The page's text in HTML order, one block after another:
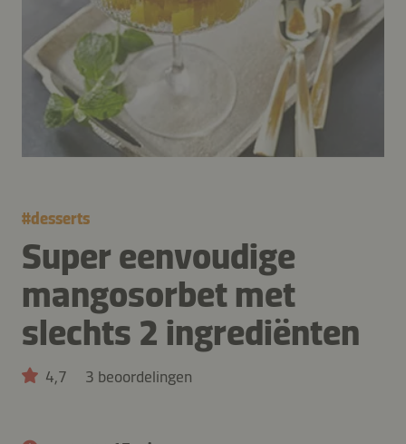
#desserts
Super eenvoudige
mangosorbet met
slechts 2 ingrediënten
4,7 3 beoordelingen